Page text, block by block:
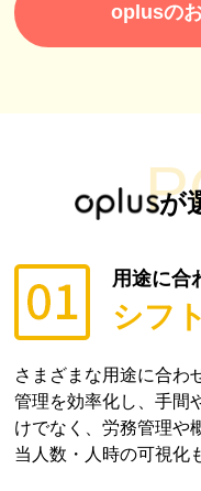
oplusの
が
用途に合
シフ
さまざまな用途に合わ
管理を効率化し、手間
けでなく、労務管理や
当人数・人時の可視化